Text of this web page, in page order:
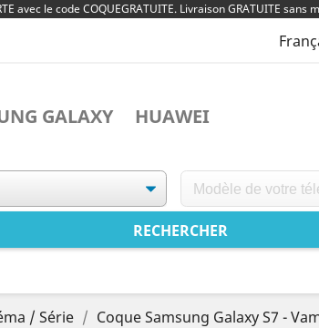
avec le code COQUEGRATUITE. Livraison GRATUITE sans
GALAXY HUAWEI
/ Série Coque Samsung Galaxy S7 -